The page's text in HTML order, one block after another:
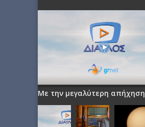
Με την μεγαλύτερη απήχηση